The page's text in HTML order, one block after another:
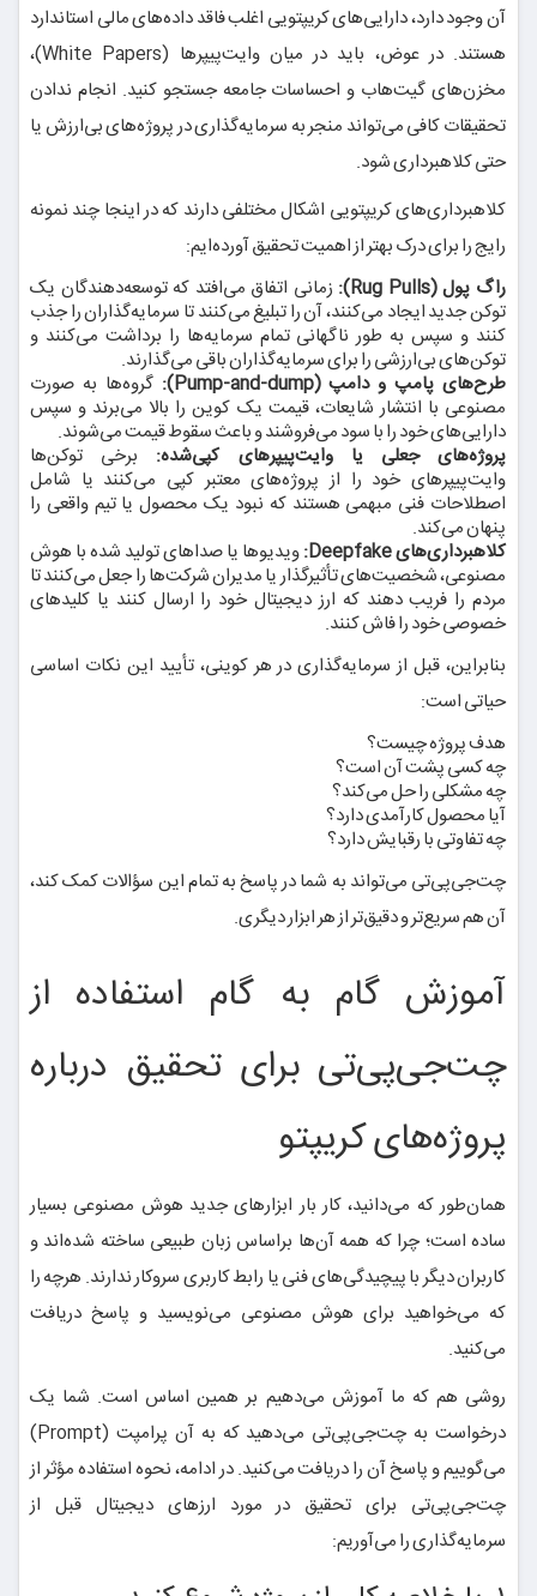
آن وجود دارد، دارایی‌های کریپتویی اغلب فاقد داده‌های مالی استاندارد
هستند. در عوض، باید در میان وایت‌پیپرها (White Papers)،
مخزن‌های گیت‌هاب و احساسات جامعه جستجو کنید. انجام ندادن
تحقیقات کافی می‌تواند منجر به سرمایه‌گذاری در پروژه‌های بی‌ارزش یا
حتی کلاهبرداری شود.
کلاهبرداری‌های کریپتویی اشکال مختلفی دارند که در اینجا چند نمونه
رایج را برای درک بهتر از اهمیت تحقیق آورده‌ایم:
راگ پول (Rug Pulls):
زمانی اتفاق می‌افتد که توسعه‌دهندگان یک
توکن جدید ایجاد می‌کنند، آن را تبلیغ می‌کنند تا سرمایه‌گذاران را جذب
کنند و سپس به طور ناگهانی تمام سرمایه‌ها را برداشت می‌کنند و
توکن‌های بی‌ارزشی را برای سرمایه‌گذاران باقی می‌گذارند.
طرح‌های پامپ و دامپ (Pump-and-dump):
گروه‌ها به صورت
مصنوعی با انتشار شایعات، قیمت یک کوین را بالا می‌برند و سپس
دارایی‌های خود را با سود می‌فروشند و باعث سقوط قیمت می‌شوند.
پروژه‌های جعلی یا وایت‌پیپرهای کپی‌شده: برخی توکن‌ها
وایت‌پیپرهای خود را از پروژه‌های معتبر کپی می‌کنند یا شامل
اصطلاحات فنی مبهمی هستند که نبود یک محصول یا تیم واقعی را
پنهان می‌کند.
کلاهبرداری‌های Deepfake:
ویدیوها یا صداهای تولید شده با هوش
مصنوعی، شخصیت‌های تأثیرگذار یا مدیران شرکت‌ها را جعل می‌کنند تا
مردم را فریب دهند که ارز دیجیتال خود را ارسال کنند یا کلیدهای
خصوصی خود را فاش کنند.
بنابراین، قبل از سرمایه‌گذاری در هر کوینی، تأیید این نکات اساسی
حیاتی است:
هدف پروژه چیست؟
چه کسی پشت آن است؟
چه مشکلی را حل می‌کند؟
آیا محصول کارآمدی دارد؟
چه تفاوتی با رقبایش دارد؟
چت‌جی‌پی‌تی می‌تواند به شما در پاسخ به تمام این سؤالات کمک کند،
آن هم سریع‌تر و دقیق‌تر از هر ابزار دیگری.
آموزش گام به گام استفاده از
چت‌جی‌پی‌تی برای تحقیق درباره
پروژه‌های کریپتو
همان‌طور که می‌دانید، کار بار ابزارهای جدید هوش مصنوعی بسیار
ساده است؛ چرا که همه آن‌ها براساس زبان طبیعی ساخته شده‌اند و
کاربران دیگر با پیچیدگی‌های فنی یا رابط کاربری سروکار ندارند. هرچه را
که می‌خواهید برای هوش مصنوعی می‌نویسید و پاسخ دریافت
می‌کنید.
روشی هم که ما آموزش می‌دهیم بر همین اساس است. شما یک
درخواست به چت‌جی‌پی‌تی می‌دهید که به آن پرامپت (Prompt)
می‌گوییم و پاسخ آن را دریافت می‌کنید. در ادامه، نحوه استفاده مؤثر از
چت‌جی‌پی‌تی برای تحقیق در مورد ارزهای دیجیتال قبل از
سرمایه‌گذاری را می‌آوریم: